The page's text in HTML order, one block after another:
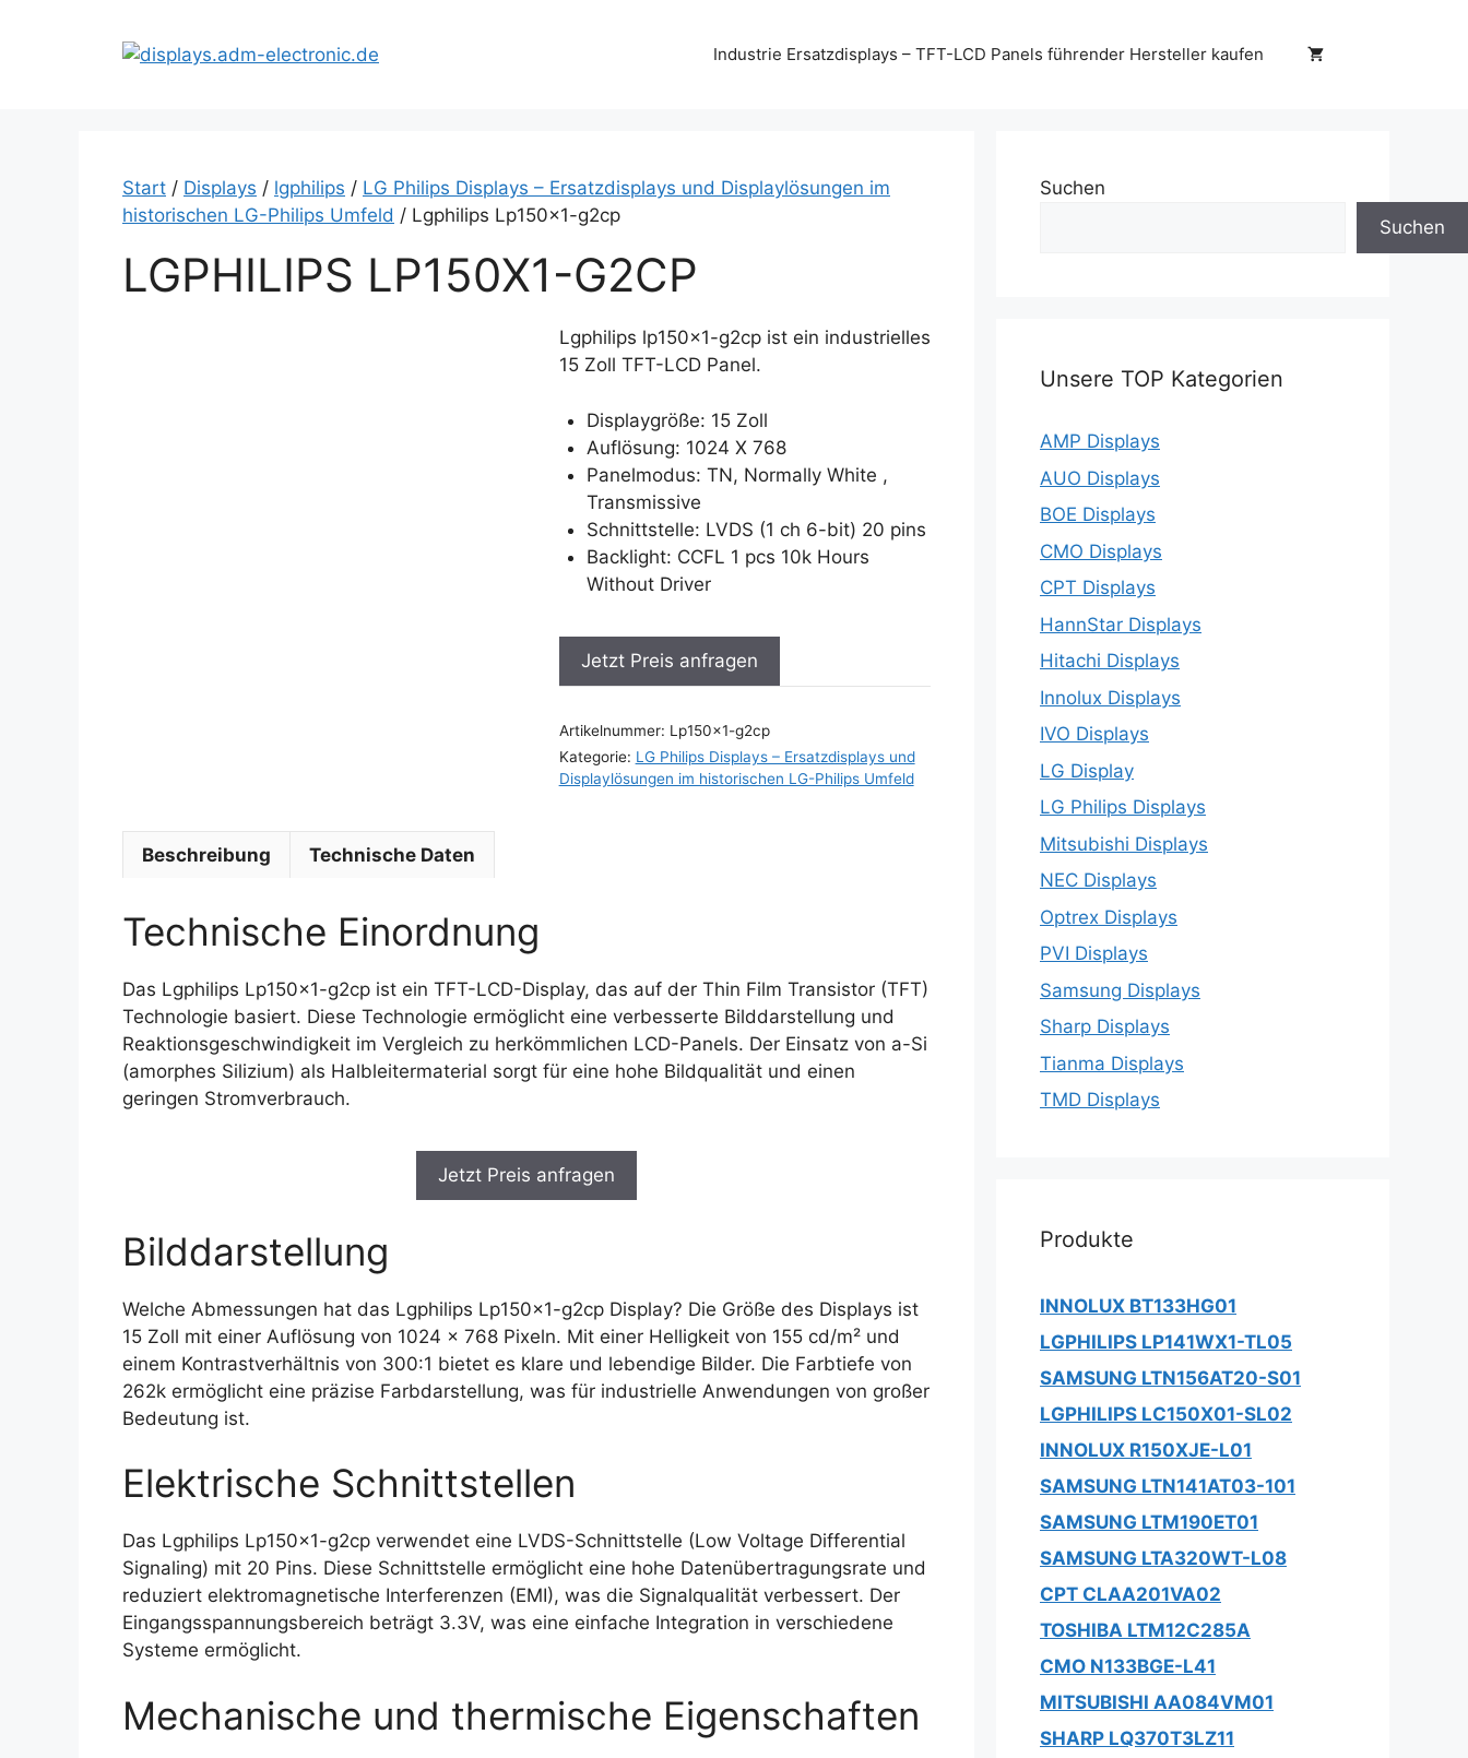
Industrie Ersatzdisplays – TFT-LCD Panels führender Hersteller kaufen
Start / Displays / lgphilips / LG Philips Displays – Ersatzdisplays und Displaylösungen im
historischen LG-Philips Umfeld / Lgphilips Lp150x1-g2cp
LGPHILIPS LP150X1-G2CP
Lgphilips lp150x1-g2cp ist ein industrielles
15 Zoll TFT-LCD Panel.
Displaygröße: 15 Zoll
Auflösung: 1024 X 768
Panelmodus: TN, Normally White ,
Transmissive
Schnittstelle: LVDS (1 ch 6-bit) 20 pins
Backlight: CCFL 1 pcs 10k Hours
Without Driver
Jetzt Preis anfragen
Artikelnummer: Lp150x1-g2cp
Kategorie: LG Philips Displays – Ersatzdisplays und
Displaylösungen im historischen LG-Philips Umfeld
Beschreibung Technische Daten
Technische Einordnung
Das Lgphilips Lp150x1-g2cp ist ein TFT-LCD-Display, das auf der Thin Film Transistor (TFT)
Technologie basiert. Diese Technologie ermöglicht eine verbesserte Bilddarstellung und
Reaktionsgeschwindigkeit im Vergleich zu herkömmlichen LCD-Panels. Der Einsatz von a-Si
(amorphes Silizium) als Halbleitermaterial sorgt für eine hohe Bildqualität und einen
geringen Stromverbrauch.
Jetzt Preis anfragen
Bilddarstellung
Welche Abmessungen hat das Lgphilips Lp150x1-g2cp Display? Die Größe des Displays ist
15 Zoll mit einer Auflösung von 1024 x 768 Pixeln. Mit einer Helligkeit von 155 cd/m² und
einem Kontrastverhältnis von 300:1 bietet es klare und lebendige Bilder. Die Farbtiefe von
262k ermöglicht eine präzise Farbdarstellung, was für industrielle Anwendungen von großer
Bedeutung ist.
Elektrische Schnittstellen
Das Lgphilips Lp150x1-g2cp verwendet eine LVDS-Schnittstelle (Low Voltage Differential
Signaling) mit 20 Pins. Diese Schnittstelle ermöglicht eine hohe Datenübertragungsrate und
reduziert elektromagnetische Interferenzen (EMI), was die Signalqualität verbessert. Der
Eingangsspannungsbereich beträgt 3.3V, was eine einfache Integration in verschiedene
Systeme ermöglicht.
Mechanische und thermische Eigenschaften
Suchen
Suchen
Unsere TOP Kategorien
AMP Displays
AUO Displays
BOE Displays
CMO Displays
CPT Displays
HannStar Displays
Hitachi Displays
Innolux Displays
IVO Displays
LG Display
LG Philips Displays
Mitsubishi Displays
NEC Displays
Optrex Displays
PVI Displays
Samsung Displays
Sharp Displays
Tianma Displays
TMD Displays
Produkte
INNOLUX BT133HG01
LGPHILIPS LP141WX1-TL05
SAMSUNG LTN156AT20-S01
LGPHILIPS LC150X01-SL02
INNOLUX R150XJE-L01
SAMSUNG LTN141AT03-101
SAMSUNG LTM190ET01
SAMSUNG LTA320WT-L08
CPT CLAA201VA02
TOSHIBA LTM12C285A
CMO N133BGE-L41
MITSUBISHI AA084VM01
SHARP LQ370T3LZ11